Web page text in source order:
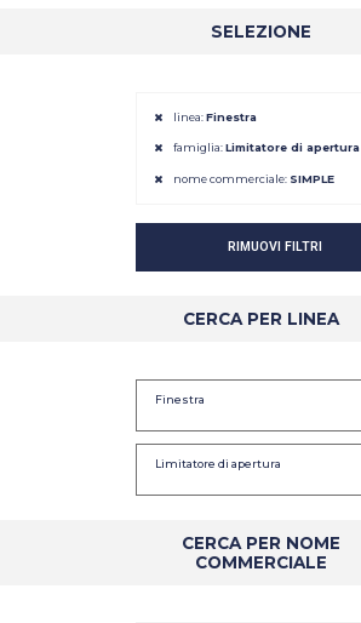
SELEZIONE
linea:Finestra
famiglia:Limitatore di apertura
nome commerciale: SIMPLE
RIMUOVI FILTRI
CERCA PER LINEA
Finestra
Limitatore di apertura
CERCA PER NOME
COMMERCIALE